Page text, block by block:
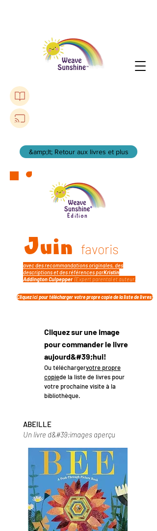
&amp;lt; Retour aux livres et plus
Édition
Juin favoris
avec des recommandations originales, des
descriptions et des références parKristin
Addington Culpepper (Expert parental et auteur)
Cliquez ici pour télécharger votre propre copie de la liste de livres!
Cliquez sur une image
pour commander le livre
aujourd&#39;hui!
Ou téléchargervotre propre
copiede la liste de livres pour
votre prochaine visite à la
bibliothèque.
ABEILLE
Un livre d&#39;images aperçu